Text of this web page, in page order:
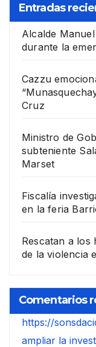
Entradas
Alcalde
durante la
Cazzu
Cruz
Ministro de
subteniente
Marset
Fiscalía
en la feria
Rescatan a los
de la violencia
Comentarios
https://
ampliar la